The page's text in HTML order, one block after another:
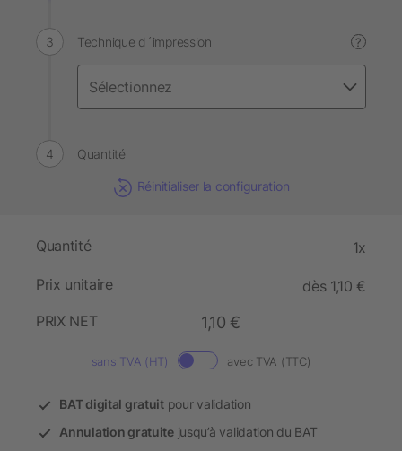
Technique d´impression ?
Quantité
Réinitialiser la configuration
Quantité 1x
Prix unitaire
dès 1,10 €
PRIX NET
1,10 €
sans TVA (HT) avec TVA (TTC)
BAT digital gratuitpour validation
Annulation gratuitejusqu’à validation du BAT